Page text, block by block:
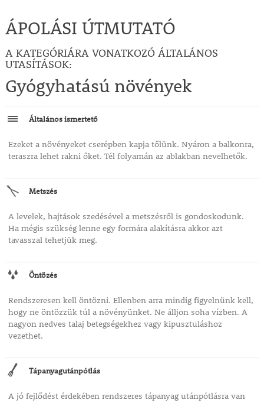
ÁPOLÁSI ÚTMUTATÓ
A KATEGÓRIÁRA VONATKOZÓ ÁLTALÁNOS
UTASÍTÁSOK:
Gyógyhatású növények
Általános ismertető
Ezeket a növényeket cserépben kapja tőlünk. Nyáron a balkonra,
teraszra lehet rakni őket. Tél folyamán az ablakban nevelhetők.
Metszés
A levelek, hajtások szedésével a metszésről is gondoskodunk.
Ha mégis szükség lenne egy formára alakításra akkor azt
tavasszal tehetjük meg.
Öntözés
Rendszeresen kell öntözni. Ellenben arra mindig figyelnünk kell,
hogy ne öntözzük túl a növényünket. Ne álljon soha vízben. A
nagyon nedves talaj betegségekhez vagy kipusztuláshoz
vezethet.
Tápanyagutánpótlás
A jó fejlődést érdekében rendszeres tápanyag utánpótlásra van